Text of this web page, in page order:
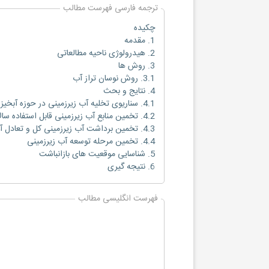
ترجمه فارسی فهرست مطالب
چکیده
1. مقدمه
2. هیدرولوژی ناحیه مطالعاتی
3. روش ها
3.1. روش نوسان تراز آب
4. نتایج و بحث
4.1. سناریوی تخلیه آب زیرزمینی در حوزه آبخیز
4.2. تخمین منابع آب زیرزمینی قابل استفاده سالانه
4.3. تخمین برداشت آب زیرزمینی کل و تعادل آب زیرزمینی
4.4. تخمین مرحله توسعه آب زیرزمینی
5. شناسایی موقعیت های بازانباشت
6. نتیجه گیری
فهرست انگلیسی مطالب